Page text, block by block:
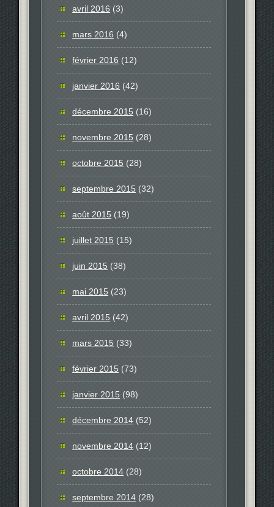
avril 2016 (3)
mars 2016 (4)
février 2016 (12)
janvier 2016 (42)
décembre 2015 (16)
novembre 2015 (28)
octobre 2015 (28)
septembre 2015 (32)
août 2015 (19)
juillet 2015 (15)
juin 2015 (38)
mai 2015 (23)
avril 2015 (42)
mars 2015 (33)
février 2015 (73)
janvier 2015 (98)
décembre 2014 (52)
novembre 2014 (12)
octobre 2014 (28)
septembre 2014 (28)